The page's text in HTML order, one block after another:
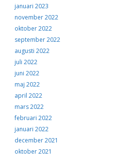
januari 2023
november 2022
oktober 2022
september 2022
augusti 2022
juli 2022
juni 2022
maj 2022
april 2022
mars 2022
februari 2022
januari 2022
december 2021
oktober 2021